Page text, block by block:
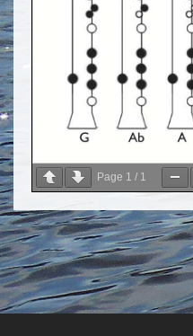
Page 1 / 1